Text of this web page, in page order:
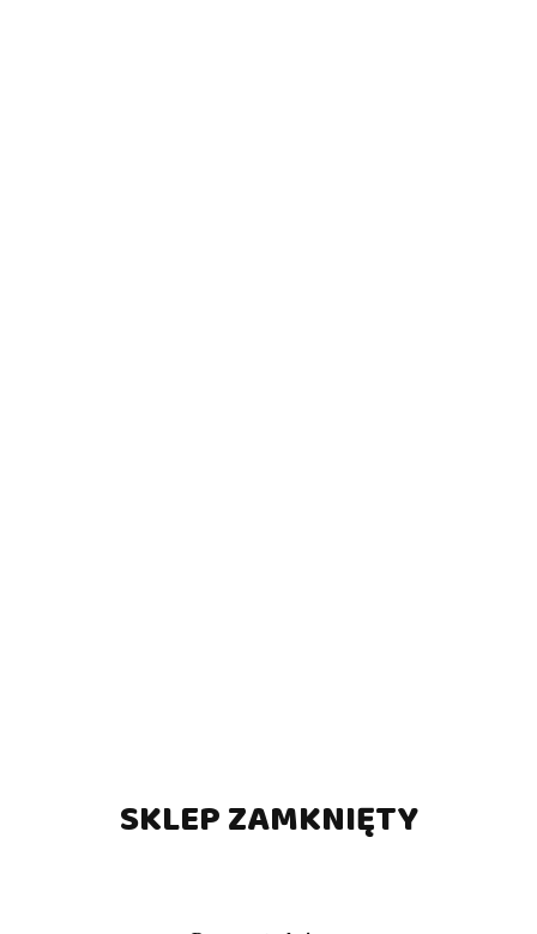
SKLEP ZAMKNIĘTY